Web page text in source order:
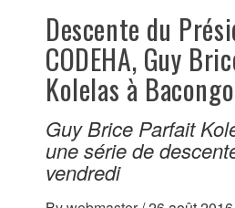
Descente du
CODEHA, Guy
Kolelas à Bacongo
Guy Brice Parfait
une série de
vendredi